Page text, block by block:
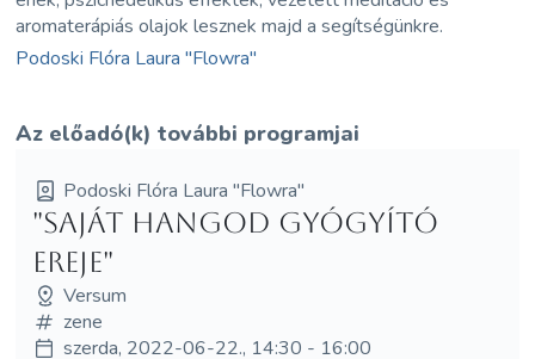
aromaterápiás olajok lesznek majd a segítségünkre.
Podoski Flóra Laura "Flowra"
Az előadó(k) további programjai
Podoski Flóra Laura "Flowra"
"Saját hangod gyógyító
ereje"
Versum
zene
szerda, 2022-06-22., 14:30 - 16:00